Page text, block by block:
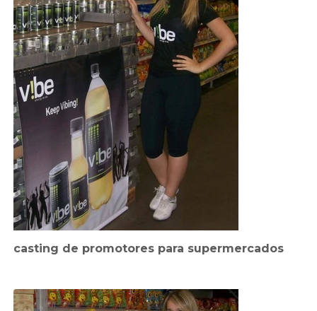
casting de promotores para supermercados